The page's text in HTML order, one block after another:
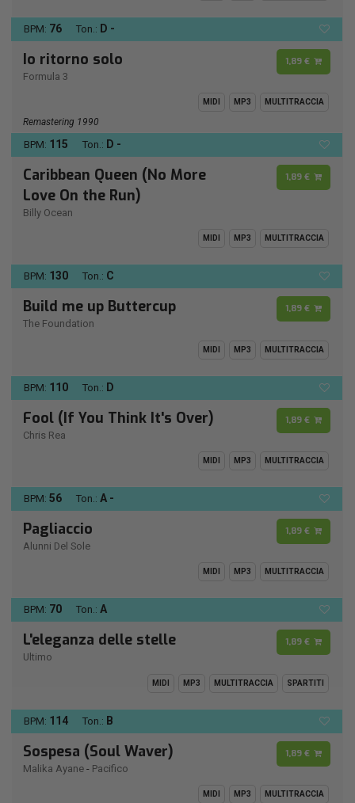
BPM: 76 Ton.: D -
Io ritorno solo
Formula 3
1,89 €
MIDI MP3 MULTITRACCIA
Remastering 1990
BPM: 115 Ton.: D -
Caribbean Queen (No More
Love On the Run)
Billy Ocean
1,89 €
MIDI MP3 MULTITRACCIA
BPM: 130 Ton.: C
Build me up Buttercup
The Foundation
1,89 €
MIDI MP3 MULTITRACCIA
BPM: 110 Ton.: D
Fool (If You Think It's Over)
Chris Rea
1,89 €
MIDI MP3 MULTITRACCIA
BPM: 56 Ton.: A -
Pagliaccio
Alunni Del Sole
1,89 €
MIDI MP3 MULTITRACCIA
BPM: 70 Ton.: A
L'eleganza delle stelle
Ultimo
1,89 €
MIDI MP3 MULTITRACCIA SPARTITI
BPM: 114 Ton.: B
Sospesa (Soul Waver)
Malika Ayane - Pacifico
1,89 €
MIDI MP3 MULTITRACCIA